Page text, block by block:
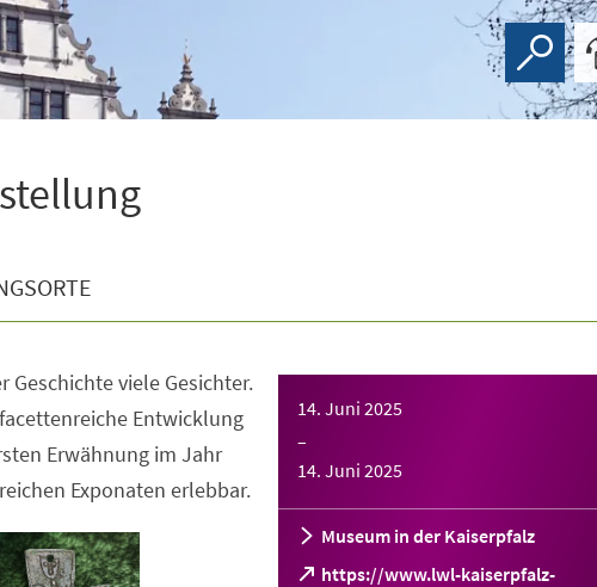
14. Juni 2025
–
14. Juni 2025
Museum in der Kaiserpfalz
https://www.lwl-kaiserpfalz-
Geschichte viele Gesichter.
Entwicklung
Erwähnung im Jahr
Exponaten erlebbar.